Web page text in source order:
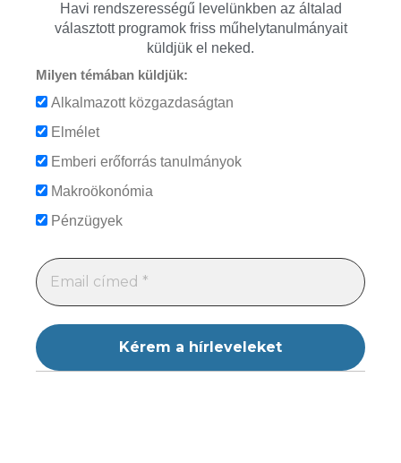
Havi rendszerességű levelünkben az általad
választott programok friss műhelytanulmányait
küldjük el neked.
Milyen témában küldjük:
Alkalmazott közgazdaságtan
Elmélet
Emberi erőforrás tanulmányok
Makroökonómia
Pénzügyek